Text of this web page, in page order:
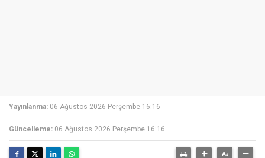
Yayınlanma: 06 Ağustos 2026 Perşembe 16:16
Güncelleme: 06 Ağustos 2026 Perşembe 16:16